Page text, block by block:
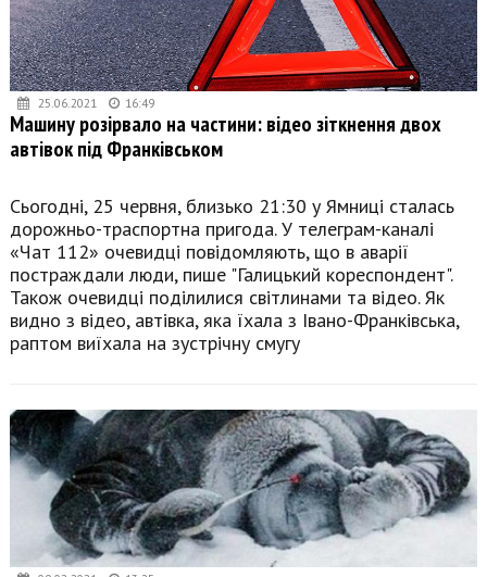
25.06.2021 16:49
Машину розірвало на частини: відео зіткнення двох
автівок під Франківськом
Сьогодні, 25 червня, близько 21:30 у Ямниці сталась
дорожньо-траспортна пригода. У телеграм-каналі
«Чат 112» очевидці повідомляють, що в аварії
постраждали люди, пише "Галицький кореспондент".
Також очевидці поділилися світлинами та відео. Як
видно з відео, автівка, яка їхала з Івано-Франківська,
раптом виїхала на зустрічну смугу